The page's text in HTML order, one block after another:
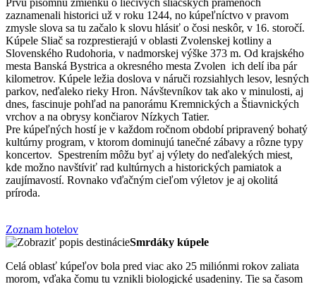
zaznamenali historici už v roku 1244, no kúpeľníctvo v pravom
zmysle slova sa tu začalo k slovu hlásiť o čosi neskôr, v 16. storočí.
Kúpele Sliač sa rozprestierajú v oblasti Zvolenskej kotliny a
Slovenského Rudohoria, v nadmorskej výške 373 m. Od krajského
mesta Banská Bystrica a okresného mesta Zvolen ich delí iba pár
kilometrov. Kúpele ležia doslova v náruči rozsiahlych lesov, lesných
parkov, neďaleko rieky Hron. Návštevníkov tak ako v minulosti, aj
dnes, fascinuje pohľad na panorámu Kremnických a Štiavnických
vrchov a na obrysy končiarov Nízkych Tatier.
Pre kúpeľných hostí je v každom ročnom období pripravený bohatý
kultúrny program, v ktorom dominujú tanečné zábavy a rôzne typy
koncertov. Spestrením môžu byť aj výlety do neďalekých miest,
kde možno navštíviť rad kultúrnych a historických pamiatok a
zaujímavostí. Rovnako vďačným cieľom výletov je aj okolitá
príroda.
Zoznam hotelov
Smrdáky kúpele
Celá oblasť kúpeľov bola pred viac ako 25 miliónmi rokov zaliata
morom, vďaka čomu tu vznikli biologické usadeniny. Tie sa časom